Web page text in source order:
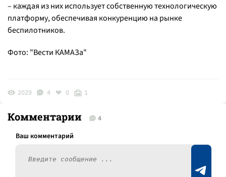
– каждая из них использует собственную технологическую
платформу, обеспечивая конкуренцию на рынке
беспилотников.
Фото: "Вести КАМАЗа"
2029 4 0 1
Комментарии 4